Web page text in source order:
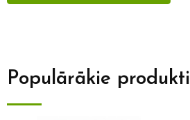
Populārākie produkti